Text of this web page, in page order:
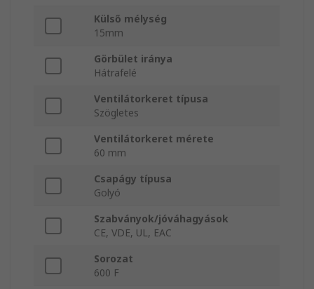
Külső mélység
15mm
Görbület iránya
Hátrafelé
Ventilátorkeret típusa
Szögletes
Ventilátorkeret mérete
60 mm
Csapágy típusa
Golyó
Szabványok/jóváhagyások
CE, VDE, UL, EAC
Sorozat
600 F